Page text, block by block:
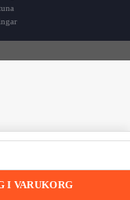
Mössa Beanie
Mössa Beanie
I VARUKORG